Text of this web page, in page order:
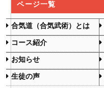
ページ一覧
合気道（合気武術）とは
コース紹介
お知らせ
生徒の声